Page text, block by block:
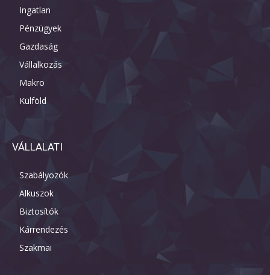
Ingatlan
Pénzügyek
Gazdaság
Vállalkozás
Makro
Külföld
VÁLLALATI
Szabályozók
Alkuszok
Biztosítók
Kárrendezés
Szakmai